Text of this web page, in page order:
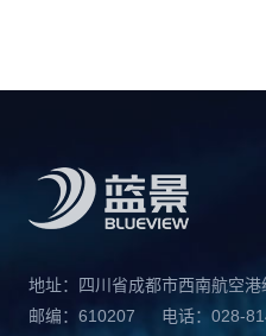
地址：四川省成都市西南航空
邮编：610207
电话：028-